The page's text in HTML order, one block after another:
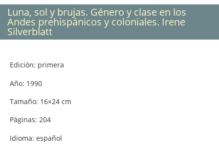
Luna, sol y brujas. Género y clase en los
Andes prehispánicos y coloniales. Irene
Silverblatt
Edición: primera
Año: 1990
Tamaño: 16×24 cm
Páginas: 204
Idioma: español